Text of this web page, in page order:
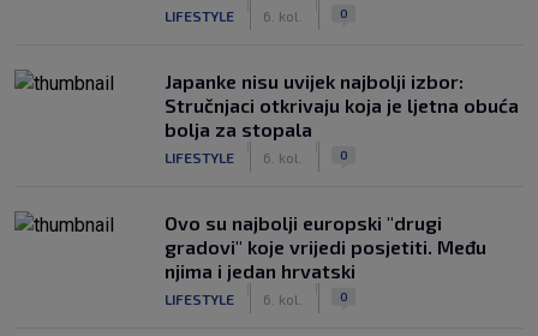
LIFESTYLE 6. kol. 0
Japanke nisu uvijek najbolji izbor:
Stručnjaci otkrivaju koja je ljetna obuća
bolja za stopala
LIFESTYLE 6. kol. 0
Ovo su najbolji europski "drugi
gradovi" koje vrijedi posjetiti. Među
njima i jedan hrvatski
LIFESTYLE 6. kol. 0